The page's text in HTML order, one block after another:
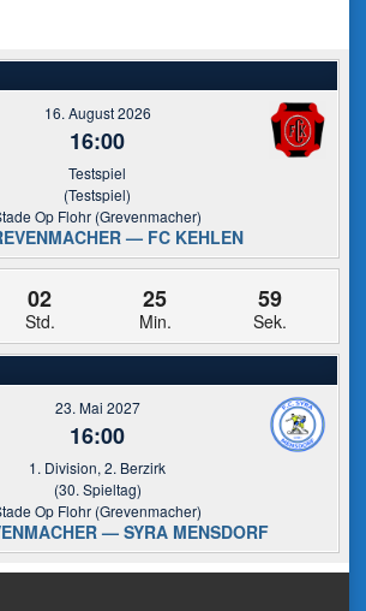
16. August 2026
16:00
Testspiel
(Testspiel)
Op Flohr (Grevenmacher)
— FC KEHLEN
02
Std.
25
Min.
59
Sek.
23. Mai 2027
16:00
1. Division, 2. Berzirk
(30. Spieltag)
Op Flohr (Grevenmacher)
— SYRA MENSDORF